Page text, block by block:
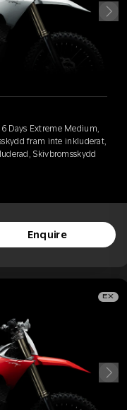
Days Extreme Medium,
fram inte inkluderat,
Skivbromsskydd
Enquire
EX